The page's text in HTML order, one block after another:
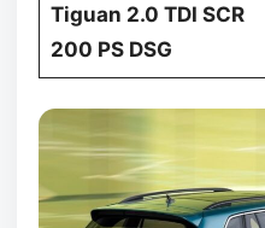
Tiguan 2.0 TDI SCR
200 PS DSG